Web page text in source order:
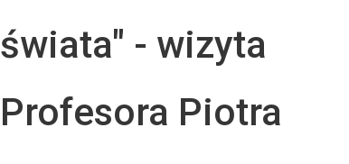
świata" - wizyta
Profesora Piotra